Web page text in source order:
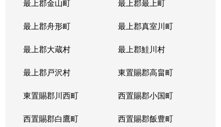
最上郡金山町 最上郡最上町
最上郡舟形町 最上郡真室川町
最上郡大蔵村 最上郡鮭川村
最上郡戸沢村 東置賜郡高畠町
東置賜郡川西町 西置賜郡小国町
西置賜郡白鷹町 西置賜郡飯豊町